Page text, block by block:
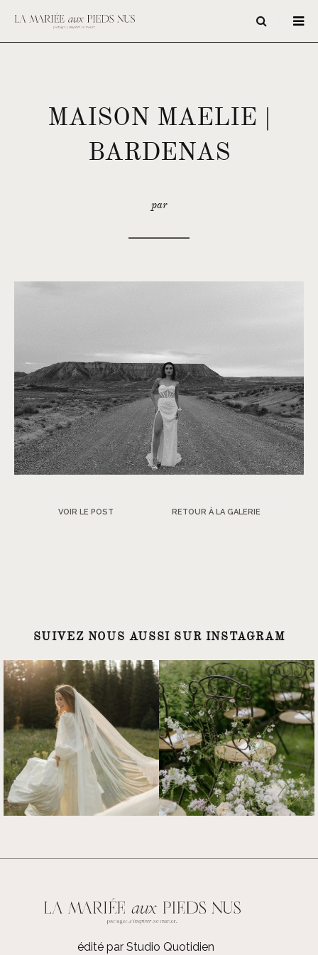
MAISON MAELIE |
BARDENAS
par
VOIR LE POST RETOUR À LA GALERIE
SUIVEZ NOUS AUSSI SUR INSTAGRAM
édité par Studio Quotidien